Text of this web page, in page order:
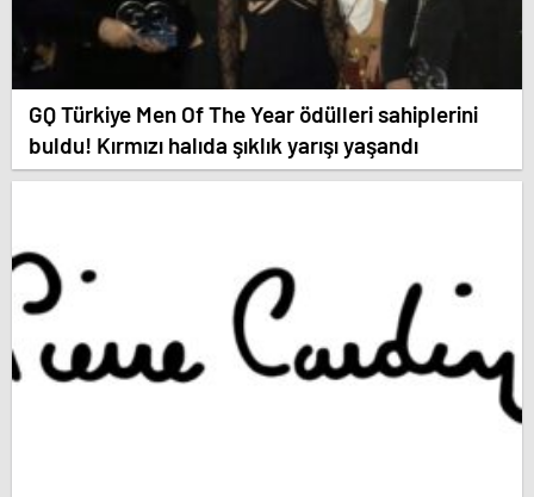
GQ Türkiye Men Of The Year ödülleri sahiplerini
buldu! Kırmızı halıda şıklık yarışı yaşandı